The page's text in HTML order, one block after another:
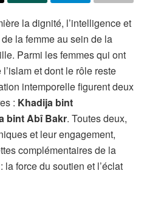
la dignité, l’intelligence et
la femme au sein de la
Parmi les femmes qui ont
et dont le rôle reste
intemporelle figurent deux
: Khadija bint
bint Abî Bakr. Toutes deux,
et leur engagement,
complémentaires de la
la force du soutien et l’éclat